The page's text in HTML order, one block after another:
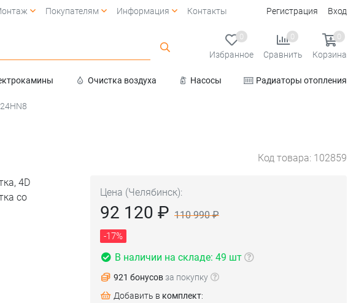
Очистка воздуха Насосы
Радиаторы отопления
0
Избранное
0
Сравнить
0
Корзина
Покупателям Информация Контакты Регистрация Вход
Код товара: 102859
Цена (Челябинск):
92 120 ₽ 110 990 ₽
-17%
В наличии на складе: 49 шт
921 бонусов за покупку
Добавить в комплект:
4D
со